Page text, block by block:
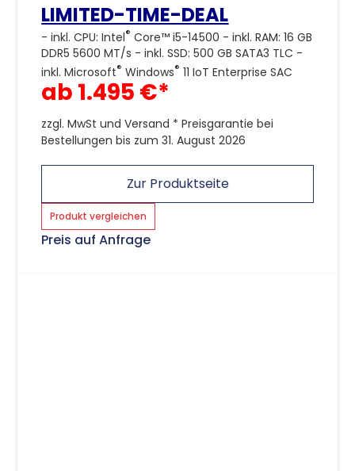
LIMITED-TIME-DEAL
- inkl. CPU: Intel® Core™ i5-14500 - inkl. RAM: 16 GB
DDR5 5600 MT/s - inkl. SSD: 500 GB SATA3 TLC -
inkl. Microsoft® Windows® 11 IoT Enterprise SAC
ab 1.495 €*
zzgl. MwSt und Versand * Preisgarantie bei
Bestellungen bis zum 31. August 2026
Zur Produktseite
Produkt vergleichen
Preis auf Anfrage